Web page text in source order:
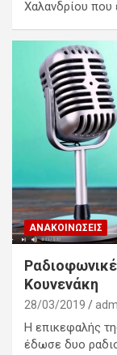
Χαλανδρίου που
ΑΝΑΚΟΙΝΏΣΕΙΣ
Κουνενάκη
28/03/2019
Η επικεφαλής
έδωσε δυο